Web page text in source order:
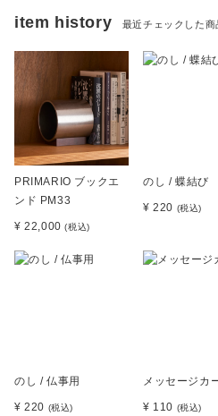
item history 最近チェックした商
PRIMARIO ブックエ
ンド PM33
¥ 22,000(税込)
のし / 蝶結び
¥ 220 (税込)
のし / 仏事用
¥ 220 (税込)
メッセージカ
¥ 110 (税込)